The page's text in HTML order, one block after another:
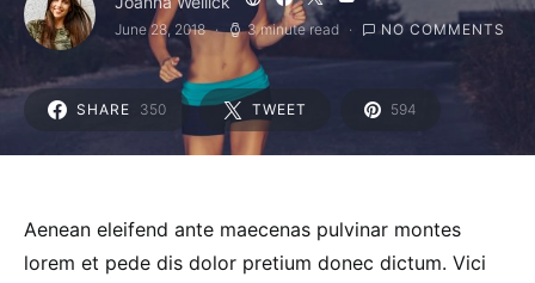
June 28, 2018 3 minute read NO COMMENTS
SHARE 350 TWEET 594
Aenean eleifend ante maecenas pulvinar montes
lorem et pede dis dolor pretium donec dictum. Vici